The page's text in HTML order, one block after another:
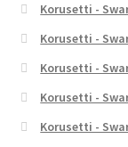
Korusetti -
Korusetti -
Korusetti -
Korusetti -
Korusetti -